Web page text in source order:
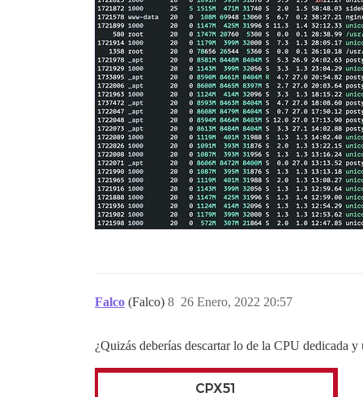
Falco (Falco) 26 Enero, 2022 20:57
8
¿Quizás deberías descartar lo de la CPU dedicada y